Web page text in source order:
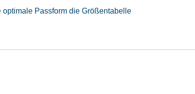
optimale Passform die Größentabelle